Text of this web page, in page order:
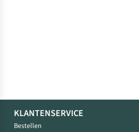
KLANTENSERVICE
Bestellen